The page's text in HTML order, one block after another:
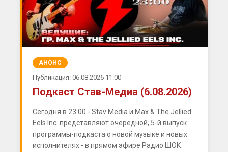
АНОНС
Публикация: 06.08.2026 11:00
Подкаст Став-Медиа (6.08.2026)
Сегодня в 23:00 - Stav Media и Max & The Jellied
Eels Inc. представляют очередной, 5-й выпуск
программы-подкаста о новой музыке и новых
исполнителях - в прямом эфире Радио ШОК.